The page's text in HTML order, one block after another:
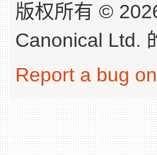
版权所有 ©
Canonical Ltd.
Report a bug